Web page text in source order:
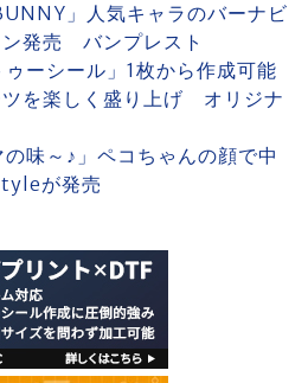
」人気キャラのバーナビ
発売 バンプレスト
ーシール」1枚から作成可能
を楽しく盛り上げ オリジナ
の味～♪」ペコちゃんの顔で中
が発売